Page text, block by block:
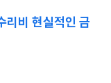
비 현실적인 금